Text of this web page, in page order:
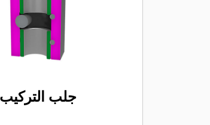
جلب التركيب